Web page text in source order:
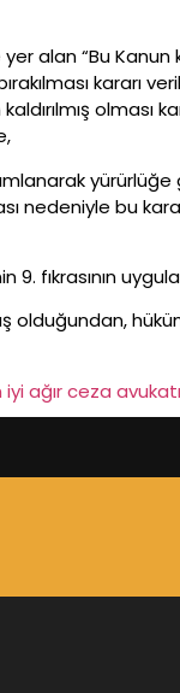
alan “Bu
kararı
olması
yürürlüğe
nedeniyle bu
9. fıkrasının
iyi ağır ceza avukatı